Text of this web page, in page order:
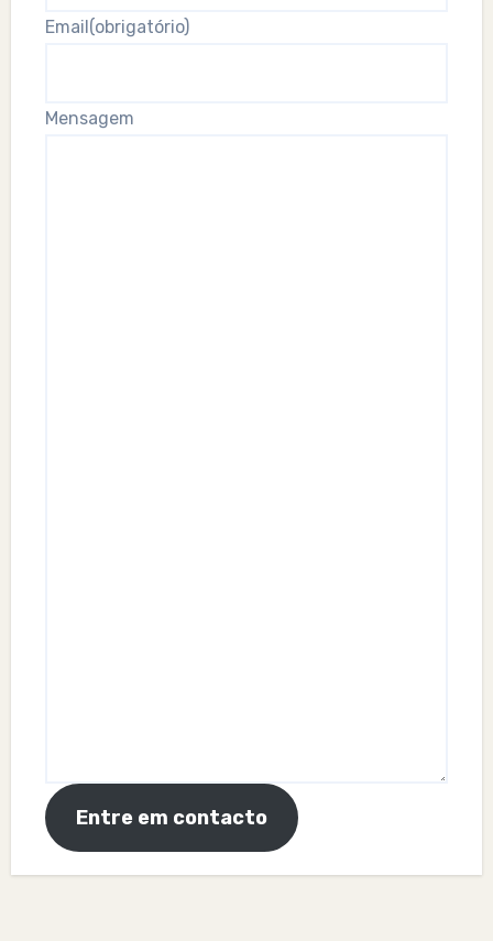
Email (obrigatório)
Mensagem
Entre em contacto